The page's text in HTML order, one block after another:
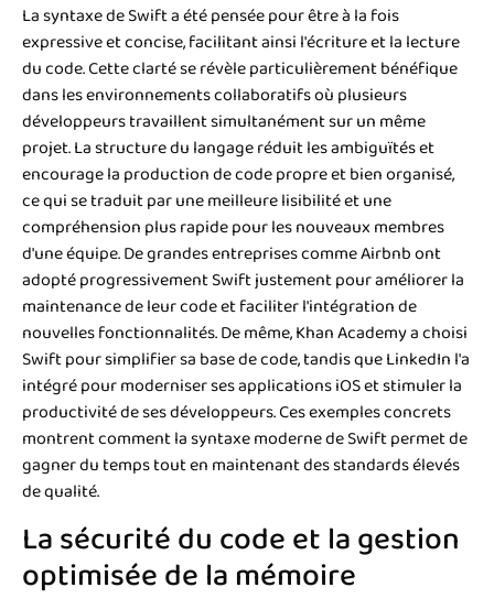
La syntaxe de Swift a été pensée pour être à la fois
expressive et concise, facilitant ainsi l'écriture et la lecture
du code. Cette clarté se révèle particulièrement bénéfique
dans les environnements collaboratifs où plusieurs
développeurs travaillent simultanément sur un même
projet. La structure du langage réduit les ambiguïtés et
encourage la production de code propre et bien organisé,
ce qui se traduit par une meilleure lisibilité et une
compréhension plus rapide pour les nouveaux membres
d'une équipe. De grandes entreprises comme Airbnb ont
adopté progressivement Swift justement pour améliorer la
maintenance de leur code et faciliter l'intégration de
nouvelles fonctionnalités. De même, Khan Academy a choisi
Swift pour simplifier sa base de code, tandis que LinkedIn l'a
intégré pour moderniser ses applications iOS et stimuler la
productivité de ses développeurs. Ces exemples concrets
montrent comment la syntaxe moderne de Swift permet de
gagner du temps tout en maintenant des standards élevés
de qualité.
La sécurité du code et la gestion
optimisée de la mémoire